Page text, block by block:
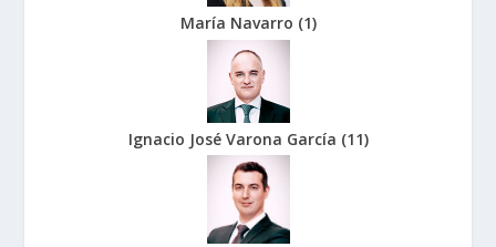
María Navarro (1)
Ignacio José Varona García (11)